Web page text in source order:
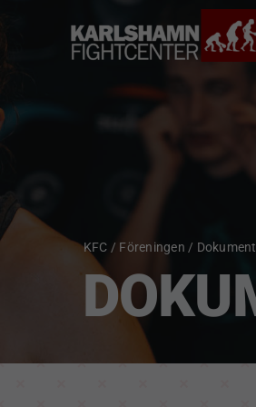
KFC / Föreningen / Dokument